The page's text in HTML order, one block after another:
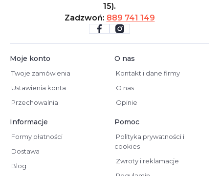
15).
Zadzwoń: 889 741 149
Moje konto
Twoje zamówienia
Ustawienia konta
Przechowalnia
O nas
Kontakt i dane firmy
O nas
Opinie
Informacje
Formy płatności
Dostawa
Blog
Pomoc
Polityka prywatności i
cookies
Zwroty i reklamacje